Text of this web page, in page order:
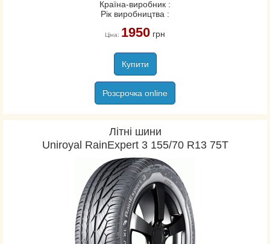
Країна-виробник :
Рік виробництва :
Ціна: 1950грн
Купити
Розсрочка online
Літні шини
Uniroyal RainExpert 3 155/70 R13 75T